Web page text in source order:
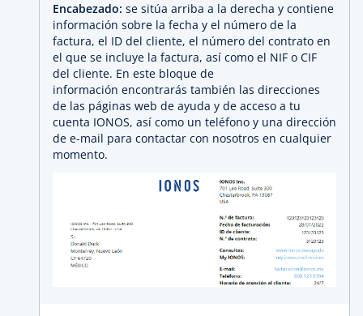
Encabezado: se sitúa arriba a la derecha y contiene
información sobre la fecha y el número de la
factura, el ID del cliente, el número del contrato en
el que se incluye la factura, así como el NIF o CIF
del cliente. En este bloque de
información encontrarás también las direcciones
de las páginas web de ayuda y de acceso a tu
cuenta IONOS, así como un teléfono y una dirección
de e-mail para contactar con nosotros en cualquier
momento.